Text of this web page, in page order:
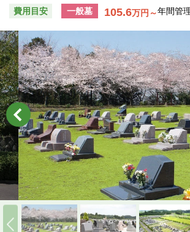
費用目安 一般墓 105.6万円～年間管